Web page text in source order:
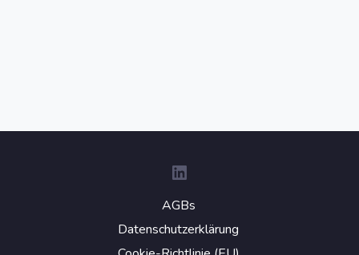
LinkedIn
AGBs
Datenschutzerklärung